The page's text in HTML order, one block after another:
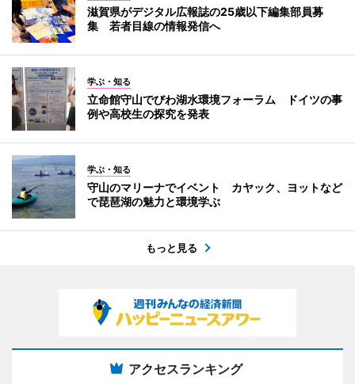
滋賀県がデジタル広報誌の25歳以下編集部員募
集 若者目線の情報発信へ
学ぶ・知る
立命館守山でびわ湖水環境フォーラム ドイツの事
例や高校生の探究を発表
学ぶ・知る
守山のマリーナでイベント カヤック、ヨットなど
で琵琶湖の魅力と環境学ぶ
もっと見る
アクセスランキング